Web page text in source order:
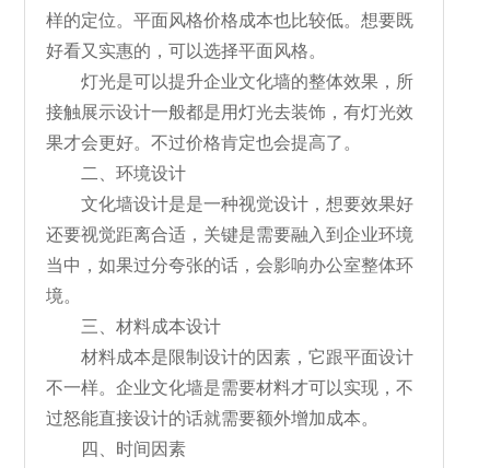
样的定位。平面风格价格成本也比较低。想要既
好看又实惠的，可以选择平面风格。
灯光是可以提升企业文化墙的整体效果，所
接触展示设计一般都是用灯光去装饰，有灯光效
果才会更好。不过价格肯定也会提高了。
二、环境设计
文化墙设计是是一种视觉设计，想要效果好
还要视觉距离合适，关键是需要融入到企业环境
当中，如果过分夸张的话，会影响办公室整体环
境。
三、材料成本设计
材料成本是限制设计的因素，它跟平面设计
不一样。企业文化墙是需要材料才可以实现，不
过怒能直接设计的话就需要额外增加成本。
四、时间因素